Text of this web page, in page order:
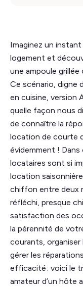
Imaginez un
logement et
une ampoule
Ce scénario, digne
en cuisine, version
quelle façon nous
de connaître la
location de courte
évidemment ! Dans
locataires sont si
location
chiffon entre deux
réfléchi, presque
satisfaction des
la pérennité de
courants,
gérer les
efficacité : voici le
amateur d’un hôte